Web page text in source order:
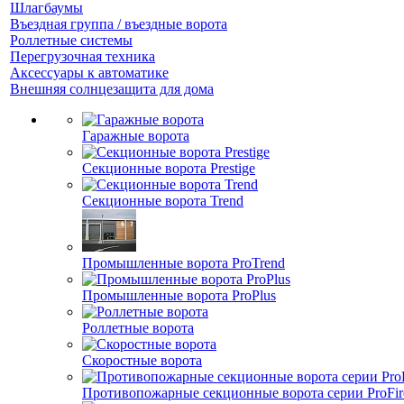
Шлагбаумы
Въездная группа / въездные ворота
Роллетные системы
Перегрузочная техника
Аксессуары к автоматике
Внешняя солнцезащита для дома
Гаражные ворота
Секционные ворота Prestige
Секционные ворота Trend
Промышленные ворота ProTrend
Промышленные ворота ProPlus
Роллетные ворота
Скоростные ворота
Противопожарные секционные ворота серии